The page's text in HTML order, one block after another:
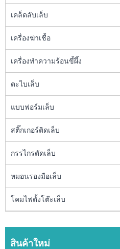
เคล็ดลับเล็บ
เครื่องฆ่าเชื้อ
เครื่องทำความร้อนขี้ผึ้ง
ตะไบเล็บ
แบบฟอร์มเล็บ
สติ๊กเกอร์ติดเล็บ
กรรไกรตัดเล็บ
หมอนรองมือเล็บ
โคมไฟตั้งโต๊ะเล็บ
สินค้าใหม่